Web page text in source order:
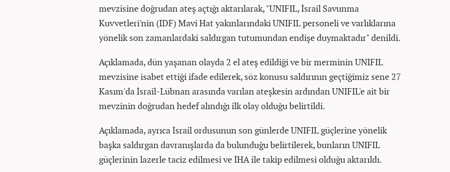
mevzisine doğrudan ateş açtığı aktarılarak, "UNIFIL, İsrail Savunma
Kuvvetleri'nin (IDF) Mavi Hat yakınlarındaki UNIFIL personeli ve varlıklarına
yönelik son zamanlardaki saldırgan tutumundan endişe duymaktadır" denildi.
Açıklamada, dün yaşanan olayda 2 el ateş edildiği ve bir merminin UNIFIL
mevzisine isabet ettiği ifade edilerek, söz konusu saldırının geçtiğimiz sene 27
Kasım'da İsrail-Lübnan arasında varılan ateşkesin ardından UNIFIL'e ait bir
mevzinin doğrudan hedef alındığı ilk olay olduğu belirtildi.
Açıklamada, ayrıca İsrail ordusunun son günlerde UNIFIL güçlerine yönelik
başka saldırgan davranışlarda da bulunduğu belirtilerek, bunların UNIFIL
güçlerinin lazerle taciz edilmesi ve İHA ile takip edilmesi olduğu aktarıldı.